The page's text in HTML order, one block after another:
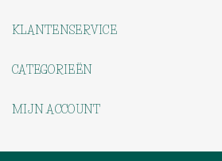
KLANTENSERVICE
CATEGORIEËN
MIJN ACCOUNT